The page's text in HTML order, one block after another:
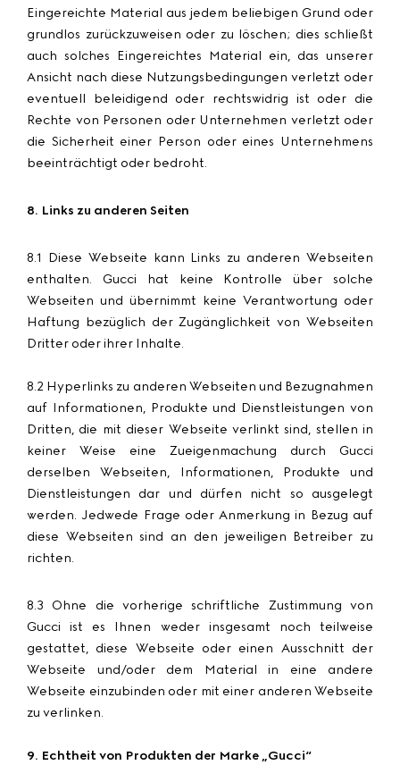
Eingereichte Material aus jedem beliebigen Grund oder
grundlos zurückzuweisen oder zu löschen; dies schließt
auch solches Eingereichtes Material ein, das unserer
Ansicht nach diese Nutzungsbedingungen verletzt oder
eventuell beleidigend oder rechtswidrig ist oder die
Rechte von Personen oder Unternehmen verletzt oder
die Sicherheit einer Person oder eines Unternehmens
beeinträchtigt oder bedroht.
8. Links zu anderen Seiten
8.1 Diese Webseite kann Links zu anderen Webseiten
enthalten. Gucci hat keine Kontrolle über solche
Webseiten und übernimmt keine Verantwortung oder
Haftung bezüglich der Zugänglichkeit von Webseiten
Dritter oder ihrer Inhalte.
8.2 Hyperlinks zu anderen Webseiten und Bezugnahmen
auf Informationen, Produkte und Dienstleistungen von
Dritten, die mit dieser Webseite verlinkt sind, stellen in
keiner Weise eine Zueigenmachung durch Gucci
derselben Webseiten, Informationen, Produkte und
Dienstleistungen dar und dürfen nicht so ausgelegt
werden. Jedwede Frage oder Anmerkung in Bezug auf
diese Webseiten sind an den jeweiligen Betreiber zu
richten.
8.3 Ohne die vorherige schriftliche Zustimmung von
Gucci ist es Ihnen weder insgesamt noch teilweise
gestattet, diese Webseite oder einen Ausschnitt der
Webseite und/oder dem Material in eine andere
Webseite einzubinden oder mit einer anderen Webseite
zu verlinken.
9. Echtheit von Produkten der Marke „Gucci“